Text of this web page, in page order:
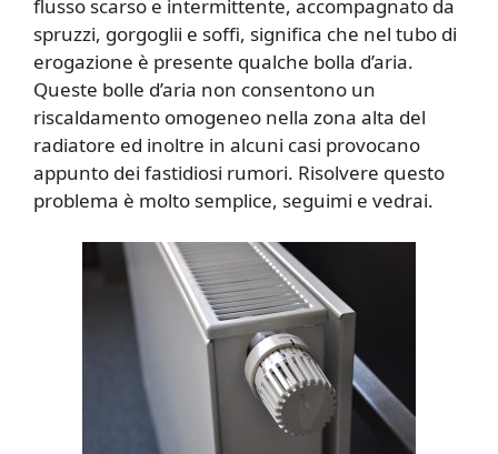
flusso scarso e intermittente, accompagnato da
spruzzi, gorgoglii e soffi, significa che nel tubo di
erogazione è presente qualche bolla d’aria.
Queste bolle d’aria non consentono un
riscaldamento omogeneo nella zona alta del
radiatore ed inoltre in alcuni casi provocano
appunto dei fastidiosi rumori. Risolvere questo
problema è molto semplice, seguimi e vedrai.